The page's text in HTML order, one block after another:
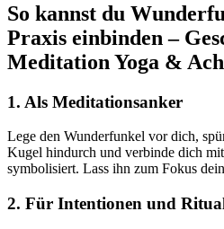
So kannst du
Praxis einbinden –
Meditation Yoga &
1. Als Meditationsanker
Lege den Wunderfunkel vor dich,
Kugel hindurch und verbinde dich
symbolisiert. Lass ihn zum Fokus
2. Für Intentionen und